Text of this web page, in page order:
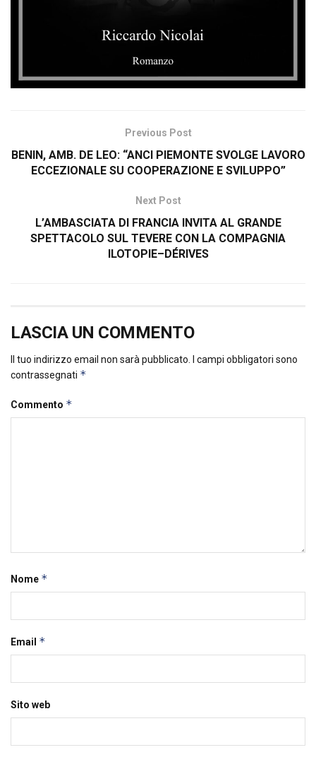
Previous Post
BENIN, AMB. DE LEO: “ANCI PIEMONTE SVOLGE LAVORO
ECCEZIONALE SU COOPERAZIONE E SVILUPPO”
Next Post
L’AMBASCIATA DI FRANCIA INVITA AL GRANDE
SPETTACOLO SUL TEVERE CON LA COMPAGNIA
ILOTOPIE–DÉRIVES
LASCIA UN COMMENTO
Il tuo indirizzo email non sarà pubblicato.
I campi obbligatori sono
contrassegnati *
Commento *
Nome *
Email *
Sito web